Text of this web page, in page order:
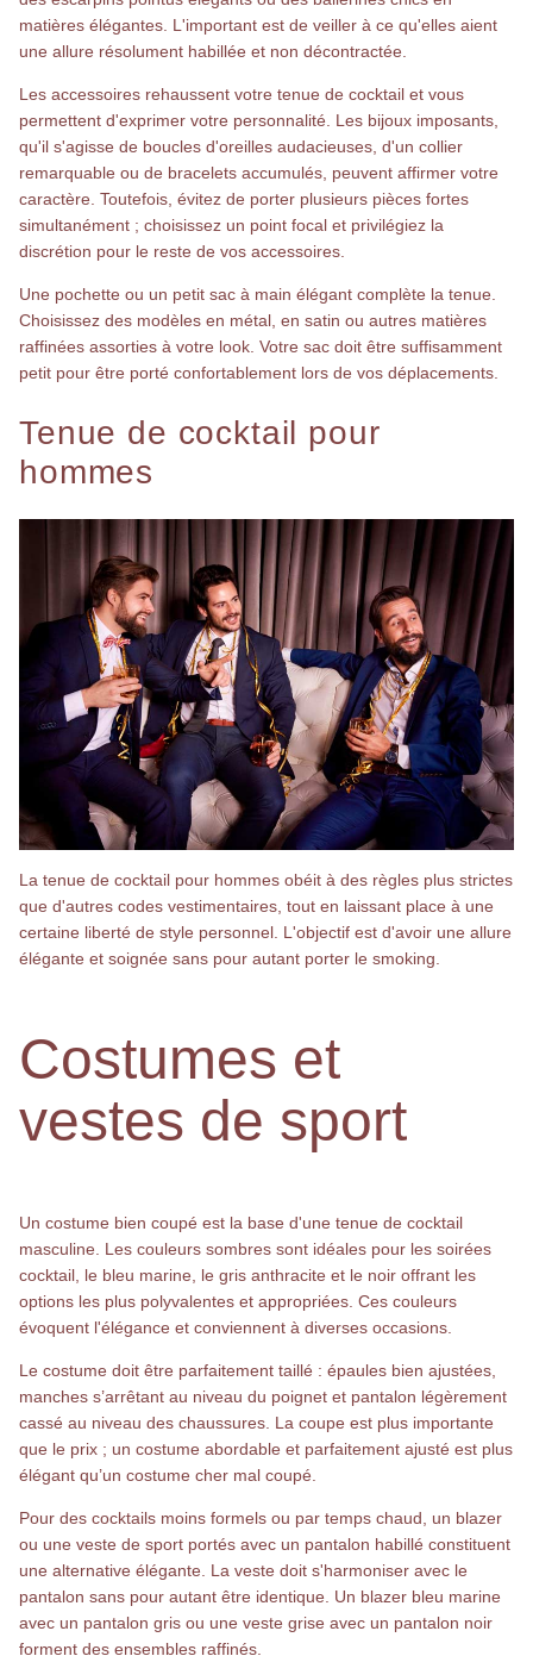
matières élégantes. L'important est de veiller à ce qu'elles aient
une allure résolument habillée et non décontractée.
Les accessoires rehaussent votre tenue de cocktail et vous
permettent d'exprimer votre personnalité. Les bijoux imposants,
qu'il s'agisse de boucles d'oreilles audacieuses, d'un collier
remarquable ou de bracelets accumulés, peuvent affirmer votre
caractère. Toutefois, évitez de porter plusieurs pièces fortes
simultanément ; choisissez un point focal et privilégiez la
discrétion pour le reste de vos accessoires.
Une pochette ou un petit sac à main élégant complète la tenue.
Choisissez des modèles en métal, en satin ou autres matières
raffinées assorties à votre look. Votre sac doit être suffisamment
petit pour être porté confortablement lors de vos déplacements.
Tenue de cocktail pour
hommes
La tenue de cocktail pour hommes obéit à des règles plus strictes
que d'autres codes vestimentaires, tout en laissant place à une
certaine liberté de style personnel. L'objectif est d'avoir une allure
élégante et soignée sans pour autant porter le smoking.
Costumes et
vestes de sport
Un costume bien coupé est la base d'une tenue de cocktail
masculine. Les couleurs sombres sont idéales pour les soirées
cocktail, le bleu marine, le gris anthracite et le noir offrant les
options les plus polyvalentes et appropriées. Ces couleurs
évoquent l'élégance et conviennent à diverses occasions.
Le costume doit être parfaitement taillé : épaules bien ajustées,
manches s’arrêtant au niveau du poignet et pantalon légèrement
cassé au niveau des chaussures. La coupe est plus importante
que le prix ; un costume abordable et parfaitement ajusté est plus
élégant qu’un costume cher mal coupé.
Pour des cocktails moins formels ou par temps chaud, un blazer
ou une veste de sport portés avec un pantalon habillé constituent
une alternative élégante. La veste doit s'harmoniser avec le
pantalon sans pour autant être identique. Un blazer bleu marine
avec un pantalon gris ou une veste grise avec un pantalon noir
forment des ensembles raffinés.